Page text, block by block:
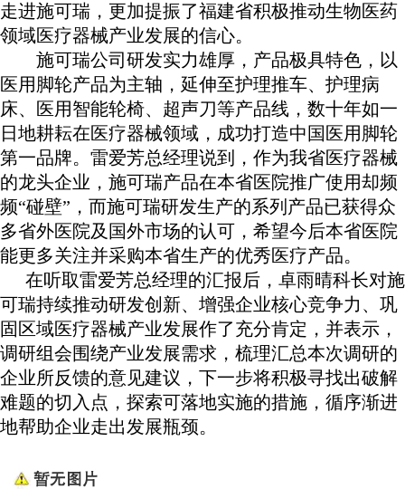
走进施可瑞，更加提振了福建省积极推动生物医药
领域医疗器械产业发展的信心。
施可瑞公司研发实力雄厚，产品极具特色，以
医用脚轮产品为主轴，延伸至护理推车、护理病
床、医用智能轮椅、超声刀等产品线，数十年如一
日地耕耘在医疗器械领域，成功打造中国医用脚轮
第一品牌。雷爱芳总经理说到，作为我省医疗器械
的龙头企业，施可瑞产品在本省医院推广使用却频
频“碰壁”，而施可瑞研发生产的系列产品已获得众
多省外医院及国外市场的认可，希望今后本省医院
能更多关注并采购本省生产的优秀医疗产品。
在听取雷爱芳总经理的汇报后，卓雨晴科长对施
可瑞持续推动研发创新、增强企业核心竞争力、巩
固区域医疗器械产业发展作了充分肯定，并表示，
调研组会围绕产业发展需求，梳理汇总本次调研的
企业所反馈的意见建议，下一步将积极寻找出破解
难题的切入点，探索可落地实施的措施，循序渐进
地帮助企业走出发展瓶颈。